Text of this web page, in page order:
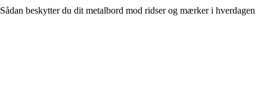
Sådan beskytter du dit metalbord mod ridser og mærker i hverdagen